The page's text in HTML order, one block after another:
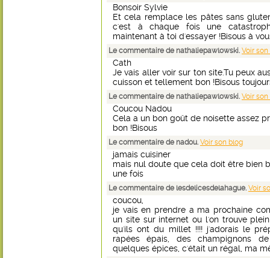
Bonsoir Sylvie
Et cela remplace les pâtes sans
c'est à chaque fois une
maintenant à toi d'essayer !Bisous à
Le commentaire de nathaliepawlowski. Voir
Cath
Je vais aller voir sur ton site.Tu peux
cuisson et tellement bon !Bisous
Le commentaire de nathaliepawlowski. Voir
Coucou Nadou
Cela a un bon goût de noisette assez
bon !Bisous
Le commentaire de nadou. Voir son blog
jamais cuisiner
mais nul doute que cela doit être bien
une fois
Le commentaire de lesdelicesdelahague. Voir
coucou,
je vais en prendre a ma prochaine
un site sur internet ou l'on trouve
qu'ils ont du millet !!!! j'adorais le
rapées épais, des champignons
quelques épices, c'était un régal, ma